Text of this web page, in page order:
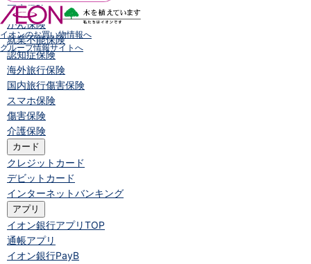
医療保険
がん保険
就業不能保険
認知症保険
海外旅行保険
国内旅行傷害保険
スマホ保険
傷害保険
介護保険
カード
クレジットカード
デビットカード
インターネットバンキング
アプリ
イオン銀行アプリTOP
通帳アプリ
イオン銀行PayB
イオンのお買い物情報へ
グループ情報サイトへ